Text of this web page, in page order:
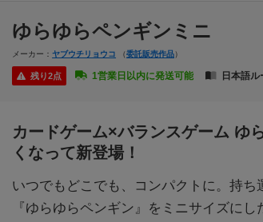
ゆらゆらペンギンミニ
メーカー：ヤブウチリョウコ （委託販売作品）
残り2点 1営業日以内に発送可能 日本語
カードゲーム×バランスゲーム ゆ
くなって新登場！
いつでもどこでも、コンパクトに。持ち
『ゆらゆらペンギン』をミニサイズにし